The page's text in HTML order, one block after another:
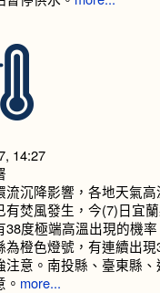
14:27
流沉降影響，各地天氣
有焚風發生，今(7)日宜
38度極端高溫出現的機
為橙色燈號，有連續出
注意。南投縣、臺東縣
more...